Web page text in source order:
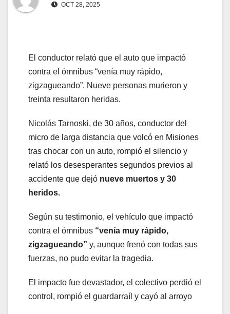
OCT 28, 2025
El conductor relató que el auto que impactó
contra el ómnibus “venía muy rápido,
zigzagueando”. Nueve personas murieron y
treinta resultaron heridas.
Nicolás Tarnoski, de 30 años, conductor del
micro de larga distancia que volcó en Misiones
tras chocar con un auto, rompió el silencio y
relató los desesperantes segundos previos al
accidente que dejó nueve muertos y 30
heridos.
Según su testimonio, el vehículo que impactó
contra el ómnibus “venía muy rápido,
zigzagueando” y, aunque frenó con todas sus
fuerzas, no pudo evitar la tragedia.
El impacto fue devastador, el colectivo perdió el
control, rompió el guardarraíl y cayó al arroyo